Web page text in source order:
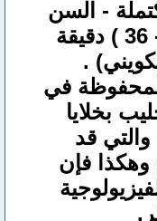
- السن
خارج الفم لمدة ( 15 - 36 ) دقيقة
.
في
بخلايا
قد
وهكذا فإن